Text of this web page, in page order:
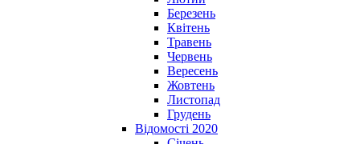
Березень
Квітень
Травень
Червень
Вересень
Жовтень
Листопад
Грудень
Відомості 2020